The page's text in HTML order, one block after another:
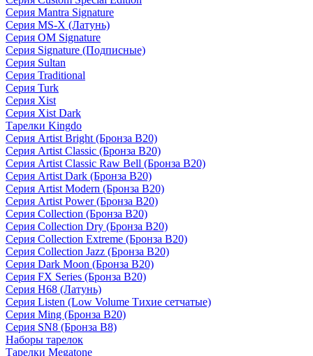
Серия Mantra Signature
Серия MS-X (Латунь)
Серия OM Signature
Серия Signature (Подписные)
Серия Sultan
Серия Traditional
Серия Turk
Серия Xist
Серия Xist Dark
Тарелки Kingdo
Серия Artist Bright (Бронза B20)
Серия Artist Classic (Бронза B20)
Серия Artist Classic Raw Bell (Бронза B20)
Серия Artist Dark (Бронза B20)
Серия Artist Modern (Бронза B20)
Серия Artist Power (Бронза B20)
Серия Collection (Бронза B20)
Серия Collection Dry (Бронза B20)
Серия Collection Extreme (Бронза B20)
Серия Collection Jazz (Бронза B20)
Серия Dark Moon (Бронза B20)
Серия FX Series (Бронза B20)
Серия H68 (Латунь)
Серия Listen (Low Volume Тихие сетчатые)
Серия Ming (Бронза B20)
Серия SN8 (Бронза B8)
Наборы тарелок
Тарелки Megatone